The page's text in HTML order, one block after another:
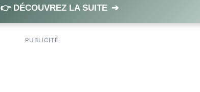
👉 DÉCOUVREZ LA SUITE ➔
PUBLICITÉ